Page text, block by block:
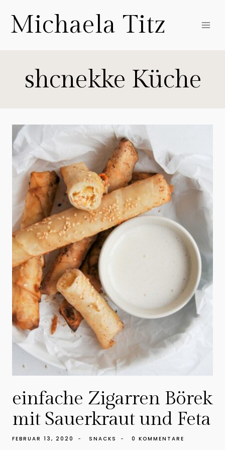
InhaltMichaela Titz
shcnekke Küche
einfache Zigarren Börek
mit Sauerkraut und Feta
FEBRUAR 13, 2020 SNACKS 0 KOMMENTARE